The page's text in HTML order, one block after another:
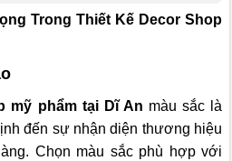
Trong Thiết Kế Decor Shop
mỹ phẩm tại Dĩ An màu sắc là
đến sự nhận diện thương hiệu
Chọn màu sắc phù hợp với